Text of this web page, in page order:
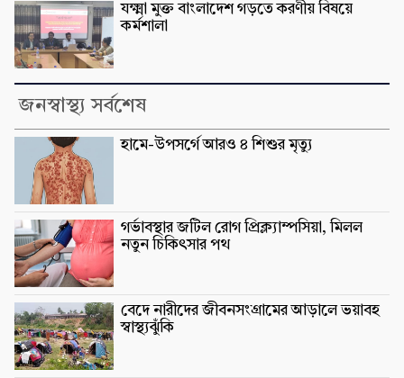
যক্ষ্মা মুক্ত বাংলাদেশ গড়তে করণীয় বিষয়ে
কর্মশালা
জনস্বাস্থ্য সর্বশেষ
হামে-উপসর্গে আরও ৪ শিশুর মৃত্যু
গর্ভাবস্থার জটিল রোগ প্রিক্ল্যাম্পসিয়া, মিলল
নতুন চিকিৎসার পথ
বেদে নারীদের জীবনসংগ্রামের আড়ালে ভয়াবহ
স্বাস্থ্যঝুঁকি